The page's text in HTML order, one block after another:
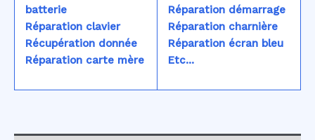
batterie
Réparation clavier
Récupération donnée
Réparation carte mère
Réparation démarrage
Réparation charnière
Réparation écran bleu
Etc...